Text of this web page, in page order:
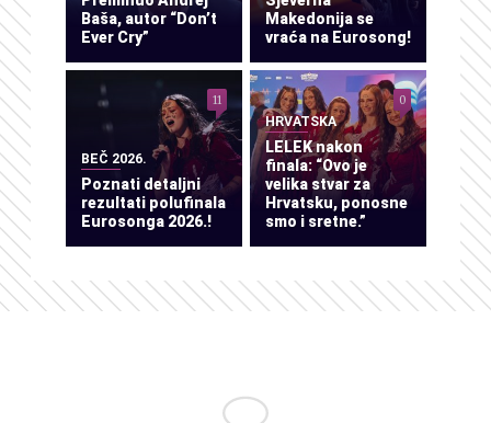
Baša, autor “Don’t
Ever Cry”
Makedonija se
vraća na Eurosong!
BEČ 2026.
Poznati detaljni
rezultati polufinala
Eurosonga 2026.!
11
HRVATSKA
LELEK nakon
finala: “Ovo je
velika stvar za
Hrvatsku, ponosne
smo i sretne.”
0